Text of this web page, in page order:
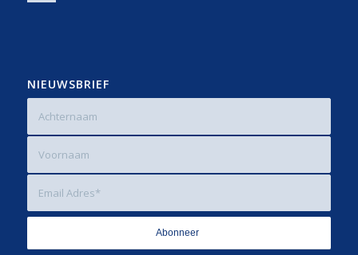
NIEUWSBRIEF